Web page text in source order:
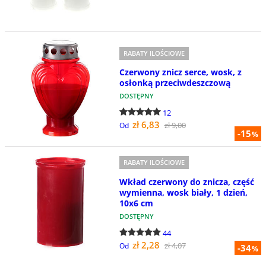
-15%
RABATY ILOŚCIOWE
Czerwony znicz serce, wosk, z
osłonką przeciwdeszczową
DOSTĘPNY
12
Od zł 6,83 zł 9,00
-34%
RABATY ILOŚCIOWE
Wkład czerwony do znicza, część
wymienna, wosk biały, 1 dzień,
10x6 cm
DOSTĘPNY
44
Od zł 2,28 zł 4,07